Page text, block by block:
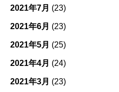
2021年7月 (23)
2021年6月 (23)
2021年5月 (25)
2021年4月 (24)
2021年3月 (23)